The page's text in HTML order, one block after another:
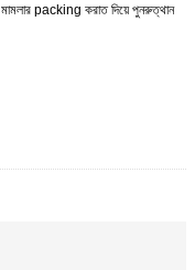
packing করাত দিয়ে পুনরুত্থান